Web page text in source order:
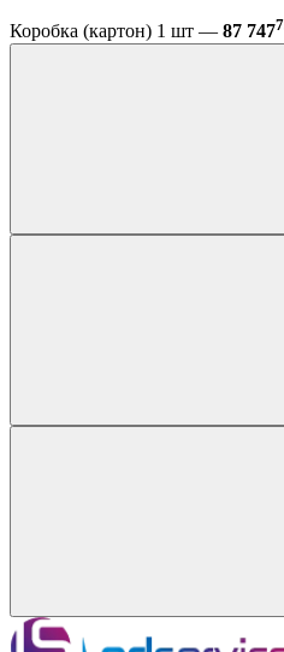
Коробка (картон) 1 шт — 87 747